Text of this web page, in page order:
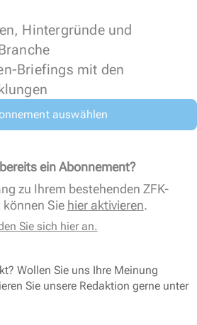
Hintergründe und
Briefings mit den
auswählen
ein Abonnement?
zu Ihrem bestehenden ZFK-
Sie hier aktivieren.
Sie sich hier an.
Wollen Sie uns Ihre Meinung
Sie unsere Redaktion gerne unter